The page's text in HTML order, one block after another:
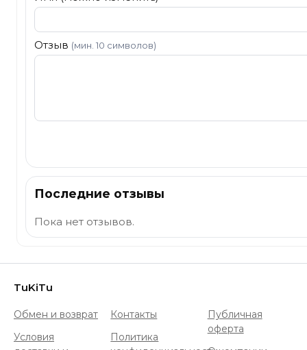
Отзыв (мин. 10 символов)
Последние отзывы
Пока нет отзывов.
TuKiTu
Обмен и возврат
Условия
Контакты
Политика
Публичная
оферта